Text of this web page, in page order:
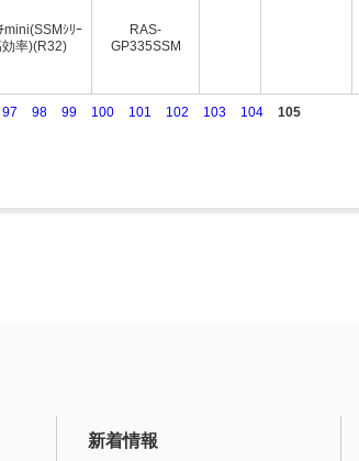
mini(SSMｼﾘｰ
効率)(R32)
RAS-
GP335SSM
97 98 99 100 101 102 103 104 105
新着情報